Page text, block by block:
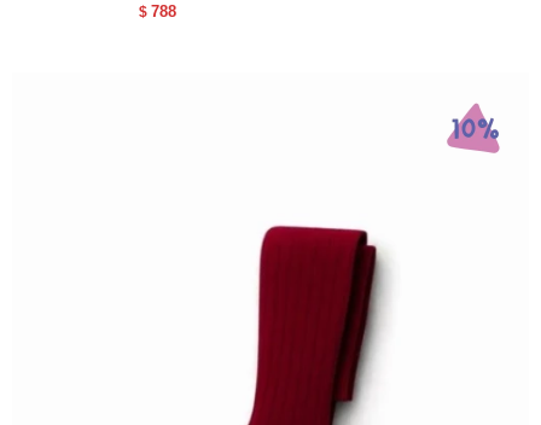
$ 788